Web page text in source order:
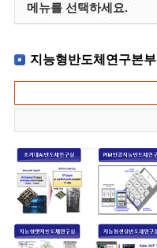
메뉴를 선택하세요.
지능형반도체연구본부